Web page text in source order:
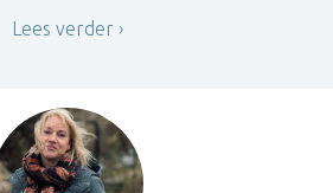
Lees verder